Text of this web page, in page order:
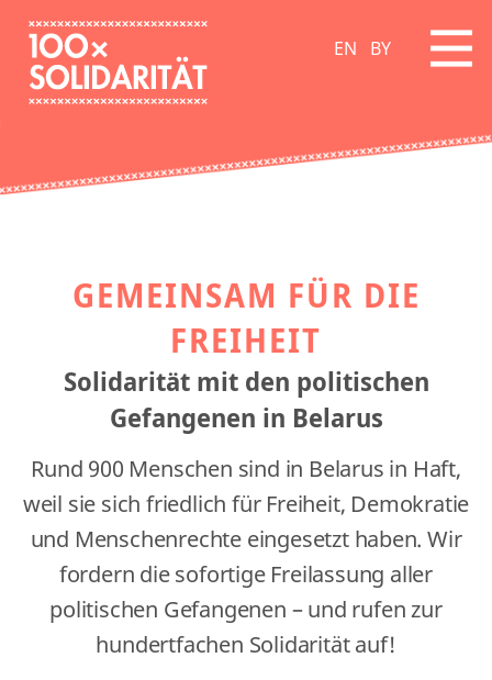
EN BY
GEMEINSAM FÜR DIE
FREIHEIT
Solidarität mit den politischen
Gefangenen in Belarus
Rund 900 Menschen sind in Belarus in Haft,
weil sie sich friedlich für Freiheit, Demokratie
und Menschenrechte eingesetzt haben. Wir
fordern die sofortige Freilassung aller
politischen Gefangenen – und rufen zur
hundertfachen Solidarität auf!